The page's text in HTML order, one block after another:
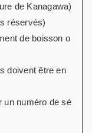
de Kanagawa)
réservés)
de boisson o
doivent être en
un numéro de sé